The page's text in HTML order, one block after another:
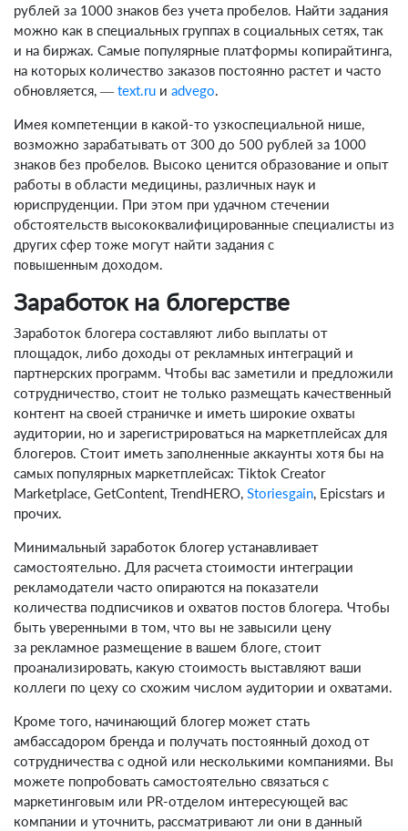
рублей за 1000 знаков без учета пробелов. Найти задания
можно как в специальных группах в социальных сетях, так
и на биржах. Самые популярные платформы копирайтинга,
на которых количество заказов постоянно растет и часто
обновляется, — text.ru и advego.
Имея компетенции в какой-то узкоспециальной нише,
возможно зарабатывать от 300 до 500 рублей за 1000
знаков без пробелов. Высоко ценится образование и опыт
работы в области медицины, различных наук и
юриспруденции. При этом при удачном стечении
обстоятельств высококвалифицированные специалисты из
других сфер тоже могут найти задания с
повышенным доходом.
Заработок на блогерстве
Заработок блогера составляют либо выплаты от
площадок, либо доходы от рекламных интеграций и
партнерских программ. Чтобы вас заметили и предложили
сотрудничество, стоит не только размещать качественный
контент на своей страничке и иметь широкие охваты
аудитории, но и зарегистрироваться на маркетплейсах для
блогеров. Стоит иметь заполненные аккаунты хотя бы на
самых популярных маркетплейсах: Tiktok Creator
Marketplace, GetContent, TrendHERO, Storiesgain, Epicstars и
прочих.
Минимальный заработок блогер устанавливает
самостоятельно. Для расчета стоимости интеграции
рекламодатели часто опираются на показатели
количества подписчиков и охватов постов блогера. Чтобы
быть уверенными в том, что вы не завысили цену
за рекламное размещение в вашем блоге, стоит
проанализировать, какую стоимость выставляют ваши
коллеги по цеху со схожим числом аудитории и охватами.
Кроме того, начинающий блогер может стать
амбассадором бренда и получать постоянный доход от
сотрудничества с одной или несколькими компаниями. Вы
можете попробовать самостоятельно связаться с
маркетинговым или PR-отделом интересующей вас
компании и уточнить, рассматривают ли они в данный